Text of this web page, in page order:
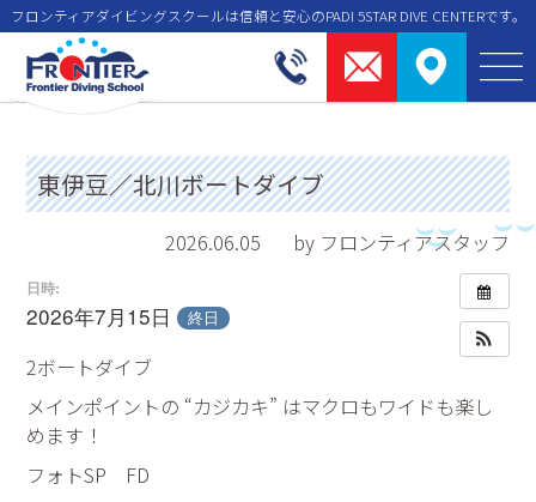
フロンティアダイビングスクールは信頼と安⼼のPADI 5STAR DIVE CENTERです。
東伊豆／北川ボートダイブ
2026.06.05 by フロンティアスタッフ
日時:
2026年7月15日 終日
2ボートダイブ
メインポイントの “カジカキ” はマクロもワイドも楽し
めます！
フォトSP FD